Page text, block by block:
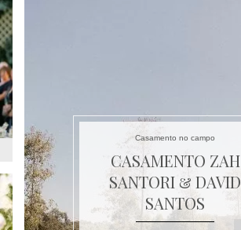
Casamento no campo
CASAMENTO ZAH
SANTORI & DAVID
SANTOS